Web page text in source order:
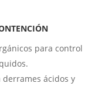
para control
ácidos y